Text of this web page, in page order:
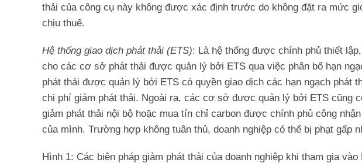
thải của công cụ này không được xác định trước do không đặt ra mức
chịu thuế.
Hệ thống giao dịch phát thải (ETS): Là hệ thống được chính phủ thiết
cho các cơ sở phát thải được quản lý bởi ETS qua việc phân bổ hạn
phát thải được quản lý bởi ETS có quyền giao dịch các hạn ngạch phát
chi phí giảm phát thải. Ngoài ra, các cơ sở được quản lý bởi ETS cũng
giảm phát thải nội bộ hoặc mua tín chỉ carbon được chính phủ công
của mình. Trường hợp không tuân thủ, doanh nghiệp có thể bị phạt gấp
Hình 1: Các biện pháp giảm phát thải của doanh nghiệp khi tham gia vào